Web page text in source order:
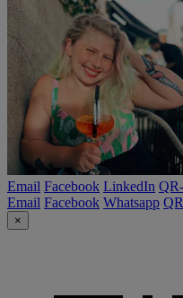
Email Facebook LinkedIn
Email Facebook Whatsapp
×